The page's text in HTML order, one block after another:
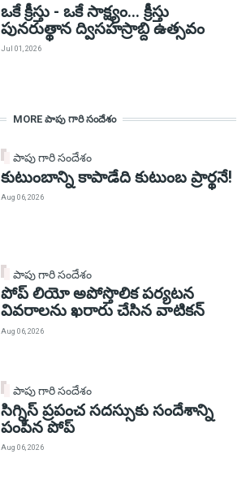
ఒకే క్రీస్తు - ఒకే సాక్ష్యం... క్రీస్తు
పునరుత్థాన ద్విసహస్రాబ్ది ఉత్సవం
Jul 01, 2026
MORE పాపు గారి సందేశం
పాపు గారి సందేశం
కుటుంబాన్ని కాపాడేది కుటుంబ ప్రార్థనే!
Aug 06, 2026
పాపు గారి సందేశం
పోప్ లియో అపోస్తొలిక పర్యటన
వివరాలను ఖరారు చేసిన వాటికన్
Aug 06, 2026
పాపు గారి సందేశం
సిగ్నిస్ ప్రపంచ సదస్సుకు సందేశాన్ని
పంపిన పోప్
Aug 06, 2026